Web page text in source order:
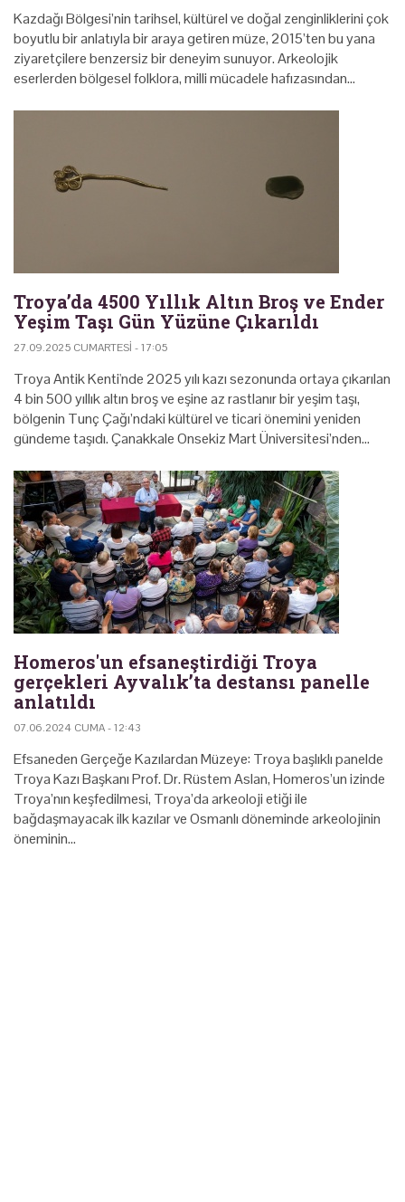
Kazdağı Bölgesi’nin tarihsel, kültürel ve doğal zenginliklerini çok
boyutlu bir anlatıyla bir araya getiren müze, 2015’ten bu yana
ziyaretçilere benzersiz bir deneyim sunuyor. Arkeolojik
eserlerden bölgesel folklora, milli mücadele hafızasından…
Troya’da 4500 Yıllık Altın Broş ve Ender
Yeşim Taşı Gün Yüzüne Çıkarıldı
27.09.2025 CUMARTESI - 17:05
Troya Antik Kenti'nde 2025 yılı kazı sezonunda ortaya çıkarılan
4 bin 500 yıllık altın broş ve eşine az rastlanır bir yeşim taşı,
bölgenin Tunç Çağı’ndaki kültürel ve ticari önemini yeniden
gündeme taşıdı. Çanakkale Onsekiz Mart Üniversitesi’nden…
Homeros'un efsaneştirdiği Troya
gerçekleri Ayvalık’ta destansı panelle
anlatıldı
07.06.2024 CUMA - 12:43
Efsaneden Gerçeğe Kazılardan Müzeye: Troya başlıklı panelde
Troya Kazı Başkanı Prof. Dr. Rüstem Aslan, Homeros’un izinde
Troya’nın keşfedilmesi, Troya’da arkeoloji etiği ile
bağdaşmayacak ilk kazılar ve Osmanlı döneminde arkeolojinin
öneminin…